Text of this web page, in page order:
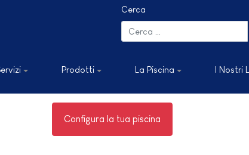
Cerca
Prodotti La Piscina I Nostri
Configura la tua piscina